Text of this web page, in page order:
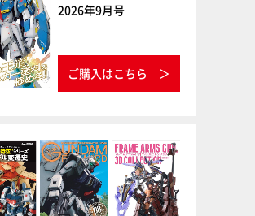
2026年9月号
ご購入はこちら